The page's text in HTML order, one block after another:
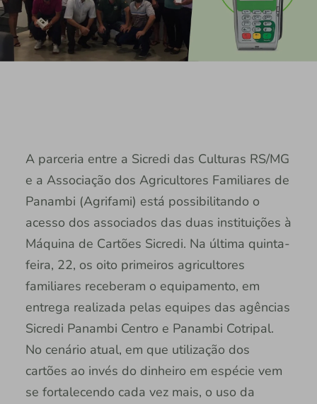
A parceria entre a Sicredi das Culturas RS/MG
e a Associação dos Agricultores Familiares de
Panambi (Agrifami) está possibilitando o
acesso dos associados das duas instituições à
Máquina de Cartões Sicredi. Na última quinta-
feira, 22, os oito primeiros agricultores
familiares receberam o equipamento, em
entrega realizada pelas equipes das agências
Sicredi Panambi Centro e Panambi Cotripal.
No cenário atual, em que utilização dos
cartões ao invés do dinheiro em espécie vem
se fortalecendo cada vez mais, o uso da